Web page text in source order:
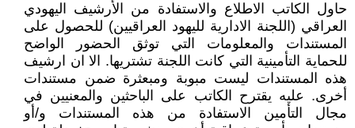
حاول الكاتب الاطلاع والاستفادة من الأرشيف اليهودي
العراقي (اللجنة الادارية لليهود العراقيين) للحصول على
المستندات والمعلومات التي توثق الحضور الواضح
للحماية التأمينية التي كانت اللجنة تشتريها. الا ان ارشيف
هذه المستندات ليست مبوبة ومبعثرة ضمن مستندات
أخرى. عليه يقترح الكاتب على الباحثين والمعنيين في
مجال التأمين الاستفادة من هذه المستندات و/أو